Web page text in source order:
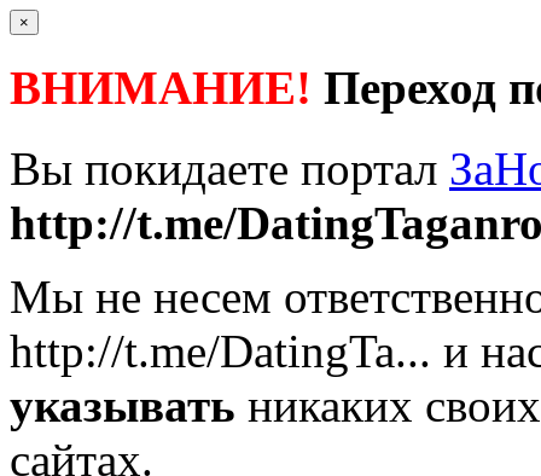
×
ВНИМАНИЕ! Переход
Вы покидаете портал
http://t.me/
Мы не несем
http://t.me/DatingTa... и
указывать никаких
сайтах.